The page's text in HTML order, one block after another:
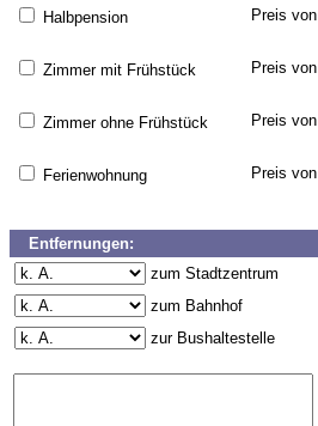
Halbpension Preis von
Zimmer mit Frühstück Preis von
Zimmer ohne Frühstück Preis von
Ferienwohnung Preis von
Entfernungen:
zum Stadtzentrum
zum Bahnhof
zur Bushaltestelle